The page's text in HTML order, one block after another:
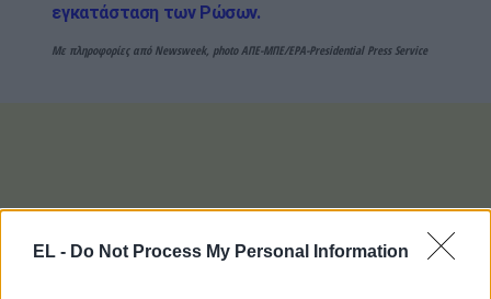
EL - Do Not Process My Personal Information
εγκατάσταση των Ρώσων.
Με πληροφορίες από Newsweek, photo ΑΠΕ-ΜΠΕ/EPA-Presidential Press Service